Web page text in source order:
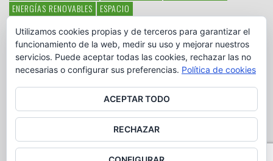
ENERGÍAS RENOVABLES
ESPACIO
HAMBRE LATINOAMÉRICA MEDIO AMBIENTE
MÉXICO
OBJETIVOS DEL MILENIO
ONGS PAZ POBREZA POESÍA
POLITICA
PUEBLOS INDÍGENAS RSC RSE
SOBERANÍA ALIMENTARIA
SOLIDARIDAD SOSTENIBILIDAD TECNOLOGÍA VERTIDO PETROLEO
Utilizamos cookies propias y de terceros para garantizar el
funcionamiento de la web, medir su uso y mejorar nuestros
servicios. Puede aceptar todas las cookies, rechazar las no
necesarias o configurar sus preferencias. Política de cookies
ACEPTAR TODO
RECHAZAR